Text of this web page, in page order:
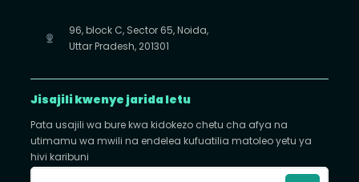
96, block C, Sector 65, Noida,
Uttar Pradesh, 201301
Jisajili kwenye jarida letu
Pata usajili wa bure kwa kidokezo chetu cha afya na
utimamu wa mwili na endelea kufuatilia matoleo yetu ya
hivi karibuni